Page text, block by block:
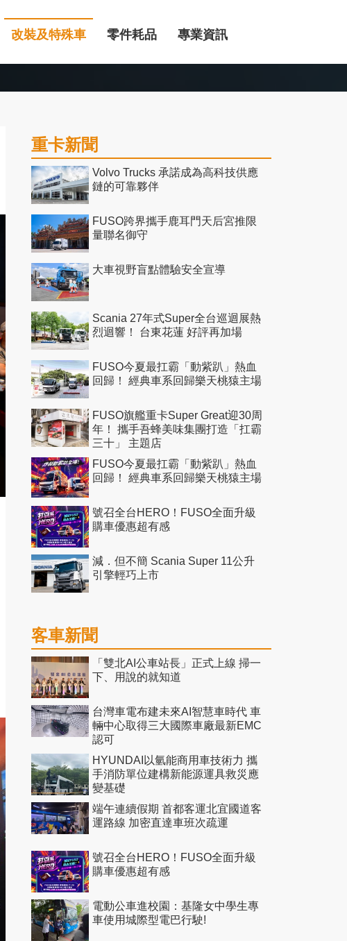
改裝及特殊車 零件耗品 專業資訊
重卡新聞
Volvo Trucks 承諾成為高科技供應
鏈的可靠夥伴
FUSO跨界攜手鹿耳門天后宮推限
量聯名御守
大車視野盲點體驗安全宣導
Scania 27年式Super全台巡迴展熱
烈迴響！ 台東花蓮 好評再加場
FUSO今夏最扛霸「動紫趴」熱血
回歸！ 經典車系回歸樂天桃猿主場
FUSO旗艦重卡Super Great迎30周
年！ 攜手吾蜂美味集團打造「扛霸
三十」 主題店
FUSO今夏最扛霸「動紫趴」熱血
回歸！ 經典車系回歸樂天桃猿主場
號召全台HERO！FUSO全面升級
購車優惠超有感
減．但不簡 Scania Super 11公升
引擎輕巧上市
客車新聞
「雙北AI公車站長」正式上線 掃一
下、用說的就知道
台灣車電布建未來AI智慧車時代 車
輛中心取得三大國際車廠最新EMC
認可
HYUNDAI以氫能商用車技術力 攜
手消防單位建構新能源運具救災應
變基礎
端午連續假期 首都客運北宜國道客
運路線 加密直達車班次疏運
號召全台HERO！FUSO全面升級
購車優惠超有感
電動公車進校園：基隆女中學生專
車使用城際型電巴行駛!